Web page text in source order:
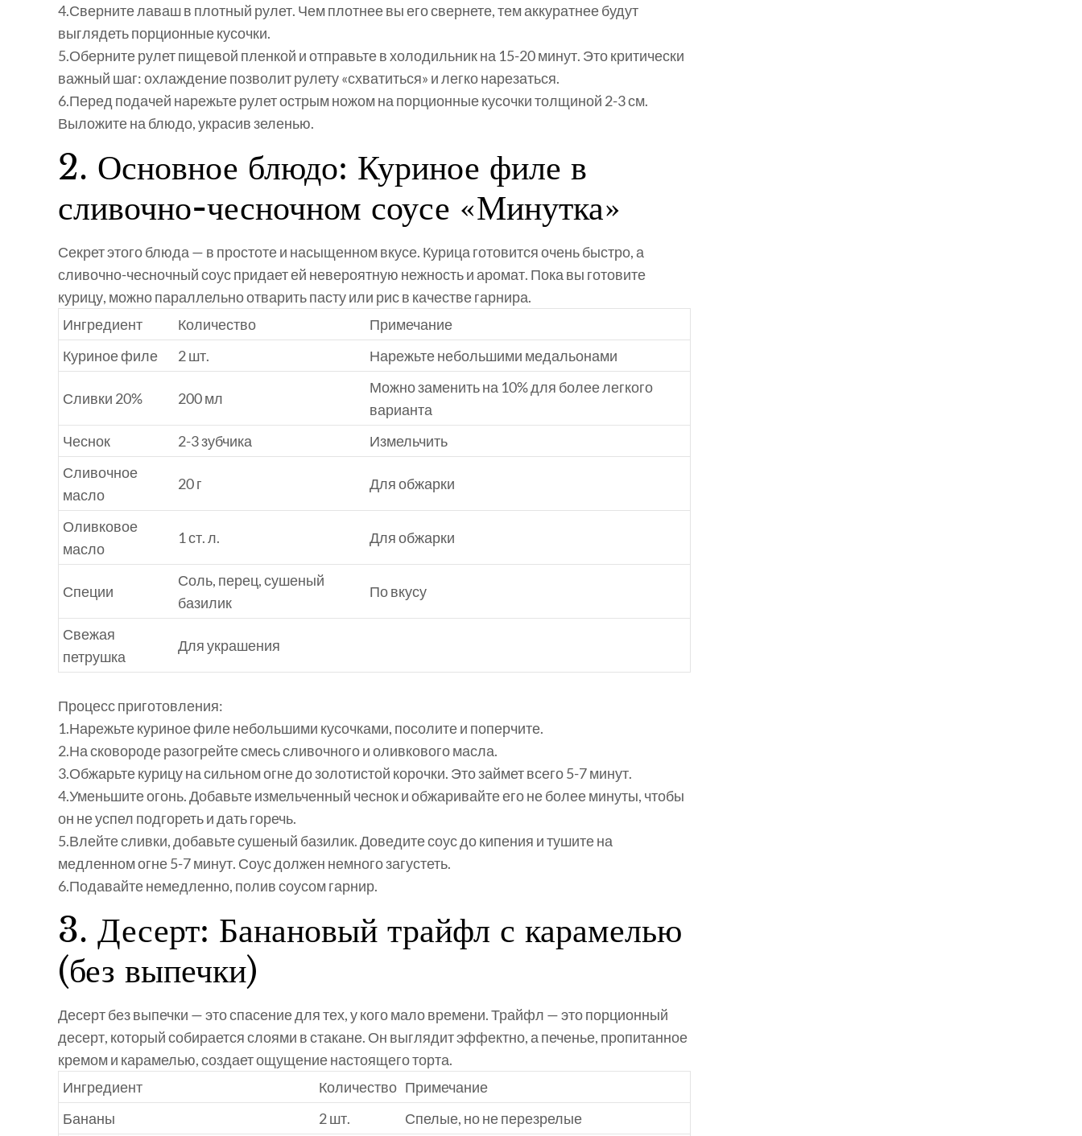
4.Сверните лаваш в плотный рулет. Чем плотнее вы его свернете, тем аккуратнее будут
выглядеть порционные кусочки.
5.Оберните рулет пищевой пленкой и отправьте в холодильник на 15-20 минут. Это критически
важный шаг: охлаждение позволит рулету «схватиться» и легко нарезаться.
6.Перед подачей нарежьте рулет острым ножом на порционные кусочки толщиной 2-3 см.
Выложите на блюдо, украсив зеленью.
2. Основное блюдо: Куриное филе в
сливочно-чесночном соусе «Минутка»
Секрет этого блюда — в простоте и насыщенном вкусе. Курица готовится очень быстро, а
сливочно-чесночный соус придает ей невероятную нежность и аромат. Пока вы готовите
курицу, можно параллельно отварить пасту или рис в качестве гарнира.
Ингредиент
Количество
Примечание
Куриное филе
2 шт. Нарежьте небольшими медальонами
Сливки 20% 200 мл
Можно заменить на 10% для более легкого
варианта
Чеснок
2-3 зубчика
Измельчить
Сливочное
масло
20 г Для обжарки
Оливковое
масло
1 ст. л. Для обжарки
Специи
Соль, перец, сушеный
базилик
По вкусу
Свежая
петрушка
Для украшения
Процесс приготовления:
1.Нарежьте куриное филе небольшими кусочками, посолите и поперчите.
2.На сковороде разогрейте смесь сливочного и оливкового масла.
3.Обжарьте курицу на сильном огне до золотистой корочки. Это займет всего 5-7 минут.
4.Уменьшите огонь. Добавьте измельченный чеснок и обжаривайте его не более минуты, чтобы
он не успел подгореть и дать горечь.
5.Влейте сливки, добавьте сушеный базилик. Доведите соус до кипения и тушите на
медленном огне 5-7 минут. Соус должен немного загустеть.
6.Подавайте немедленно, полив соусом гарнир.
3. Десерт: Банановый трайфл с карамелью
(без выпечки)
Десерт без выпечки — это спасение для тех, у кого мало времени. Трайфл — это порционный
десерт, который собирается слоями в стакане. Он выглядит эффектно, а печенье, пропитанное
кремом и карамелью, создает ощущение настоящего торта.
Ингредиент
Количество Примечание
Бананы
2 шт. Спелые, но не перезрелые